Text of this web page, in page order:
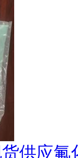
供应氟